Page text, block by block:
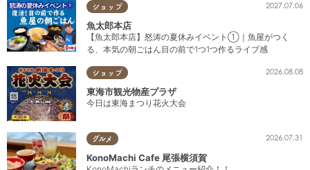
ショップ 2027.07.06
魚太郎本店
【魚太郎本店】怒涛の夏休みイベント①｜魚屋がつく
る、本気の朝ごはん目の前で1つ1つ作るライブ感
ショップ 2026.08.08
東海市観光物産プラザ
今日は東海まつり花火大会
グルメ 2026.07.31
KonoMachi Cafe 尾張横須賀